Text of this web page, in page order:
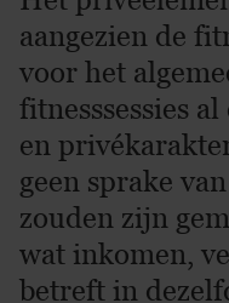
aangezien de
voor het
fitnesssessies
en
geen sprake
zouden zijn
wat inkomen,
betreft in